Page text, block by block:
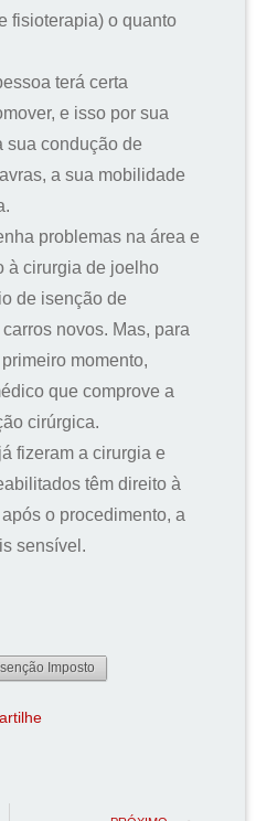
fisioterapia) o quanto
terá certa
e isso por sua
sua condução de
a sua mobilidade
problemas na área e
à cirurgia de joelho
de isenção de
novos. Mas, para
momento,
que comprove a
cirúrgica.
fizeram a cirurgia e
têm direito à
o procedimento, a
sensível.
Isenção Imposto